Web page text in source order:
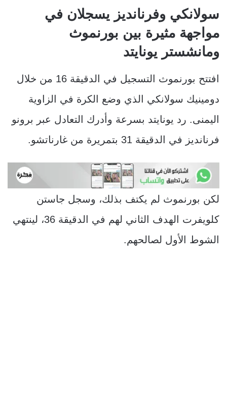
سولانكي وفرنانديز يسجلان في
مواجهة مثيرة بين بورنموث
ومانشستر يونايتد
افتتح بورنموث التسجيل في الدقيقة 16 من خلال
دومينيك سولانكي الذي وضع الكرة في الزاوية
اليمنى. رد يونايتد بسرعة وأدرك التعادل عبر برونو
فرنانديز في الدقيقة 31 بتمريرة من غارناتشو.
لكن بورنموث لم يكتف بذلك، وسجل جاستن
كلويفرت الهدف الثاني لهم في الدقيقة 36، لينتهي
الشوط الأول لصالحهم.